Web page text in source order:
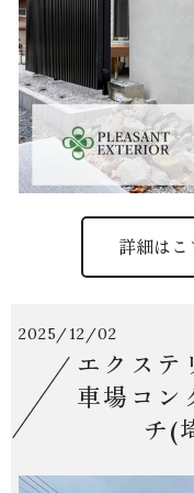
詳細はこ
2025/12/02
エクス
車場コン
チ(